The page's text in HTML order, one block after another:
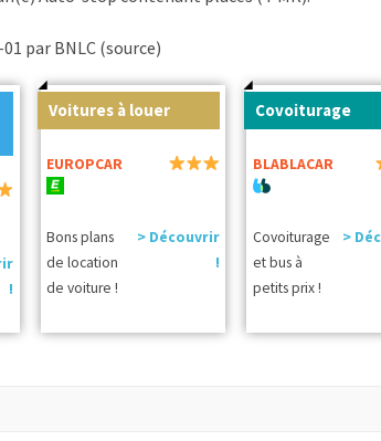
par BNLC (source)
!
Voitures à louer
EUROPCAR
Bons plans
de location
de voiture !
> Découvrir
!
Covoiturage
BLABLACAR
Covoiturage
et bus à
petits prix !
>